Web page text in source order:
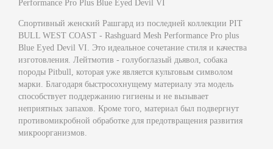
Performance Pro Plus Blue Eyed Devil VI
Спортивный женский Рашгард из последней коллекции PIT
BULL WEST COAST - Rashguard Mesh Performance Pro plus
Blue Eyed Devil VI. Это идеальное сочетание стиля и качества
изготовления. Лейтмотив - голубоглазый дьявол, собака
породы Pitbull, которая уже является культовым символом
марки. Благодаря быстросохнущему материалу эта модель
способствует поддержанию гигиены и не вызывает
неприятных запахов. Кроме того, материал был подвергнут
противомикробной обработке для предотвращения развития
микроорганизмов.